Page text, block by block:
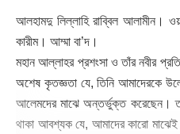
আলহামদু লিল্লাহি রাব্বিল আলামীন।
কারীম। আম্মা বা’দ।
মহান আল্লাহর প্রশংসা ও তাঁর নবীর
অশেষ কৃতজ্ঞতা যে, তিনি আমাদেরকে
আলেমদের মাঝে অন্তর্ভুক্ত করেছেন।
থাকা আবশ্যক যে, আমাদের কারো